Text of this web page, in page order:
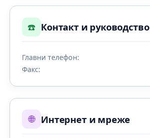
☎️ Контакт и руководство
Главни телефон:
Факс:
🌐 Интернет и мреже